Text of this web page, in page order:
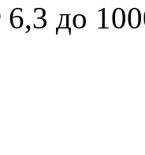
6,3 до